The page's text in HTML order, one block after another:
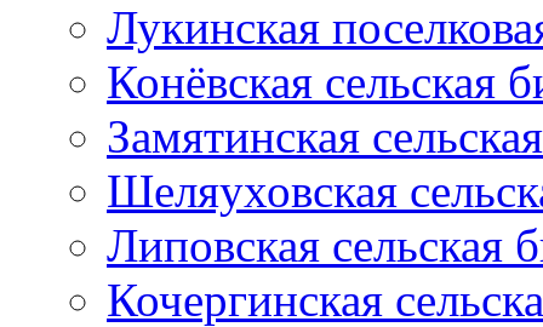
Лукинская
Конёвская сельская
Замятинская
Шеляуховская
Липовская сельская
Кочергинская